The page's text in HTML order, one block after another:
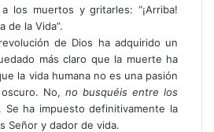
los muertos y gritarles: “¡Arriba!
de la Vida”.
de Dios ha adquirido un
más claro que la muerte ha
la vida humana no es una pasión
No, no busquéis entre los
. Se ha impuesto definitivamente la
Señor y dador de vida.